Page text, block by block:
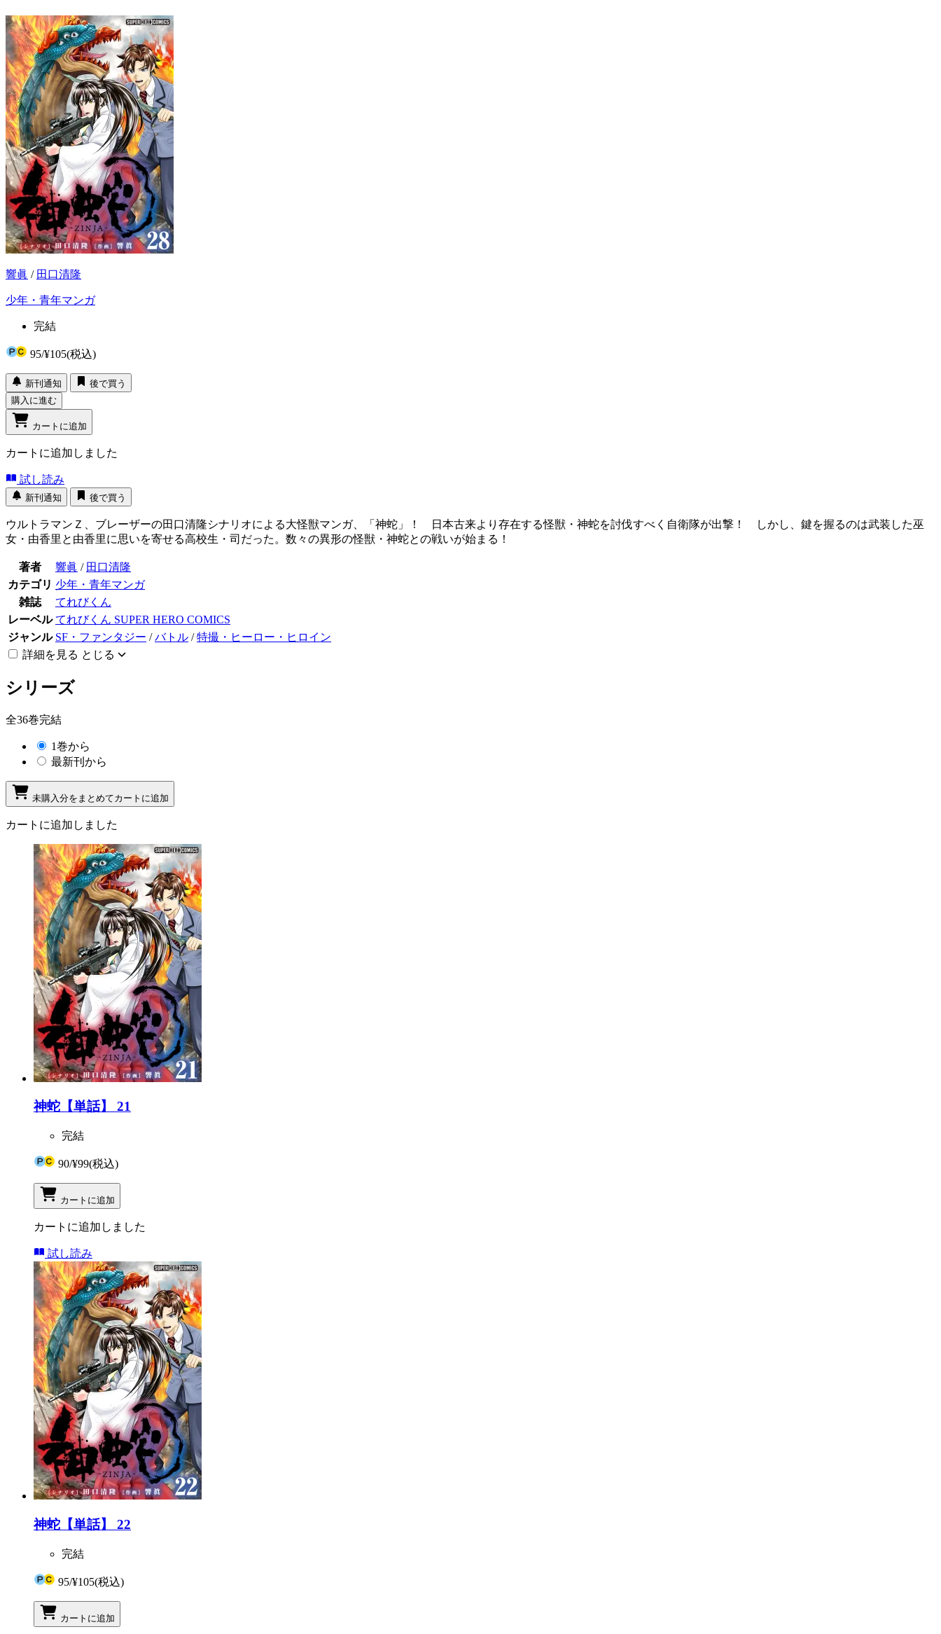
響眞 / 田口清隆
少年・青年マンガ
完結
95/¥105(税込)
新刊通知
後で買う
購入に進む
カートに追加
カートに追加しました
試し読み
新刊通知 後で買う
ウルトラマンＺ、ブレーザーの田口清隆シナリオによる大怪獣マンガ、「神蛇」！ 日本古来より存在する怪獣・神蛇を討伐すべく自衛隊が出撃！ しかし、鍵を握るのは武装した巫
女・由香里と由香里に思いを寄せる高校生・司だった。数々の異形の怪獣・神蛇との戦いが始まる！
著者 響眞 / 田口清隆
カテゴリ 少年・青年マンガ
雑誌
てれびくん
レーベル てれびくん SUPER HERO COMICS
ジャンル SF・ファンタジー /バトル /特撮・ヒーロー・ヒロイン
詳細を見る とじる
シリーズ
全36巻完結
1巻から
最新刊から
未購入分をまとめてカートに追加
カートに追加しました
神蛇【単話】 21
完結
90/¥99(税込)
カートに追加
カートに追加しました
試し読み
神蛇【単話】 22
完結
95/¥105(税込)
カートに追加